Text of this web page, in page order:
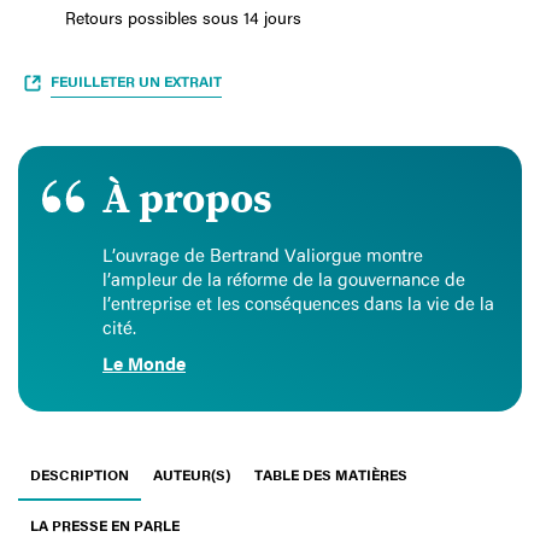
Retours possibles sous 14 jours
FEUILLETER UN EXTRAIT
À propos
L’ouvrage de Bertrand Valiorgue montre
l’ampleur de la réforme de la gouvernance de
l’entreprise et les conséquences dans la vie de la
cité.
Le Monde
DESCRIPTION AUTEUR(S) TABLE DES MATIÈRES
LA PRESSE EN PARLE